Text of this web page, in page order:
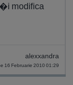
modifica
alexxandra
16 Februarie 2010 01:29